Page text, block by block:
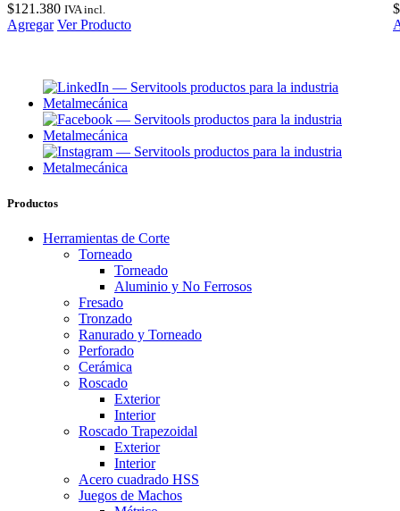
$121.380 IVA incl.
Agregar Ver Producto
$
Productos
Herramientas de Corte
Torneado
Torneado
Aluminio y No Ferrosos
Fresado
Tronzado
Ranurado y Torneado
Perforado
Cerámica
Roscado
Exterior
Interior
Roscado Trapezoidal
Exterior
Interior
Acero cuadrado HSS
Juegos de Machos